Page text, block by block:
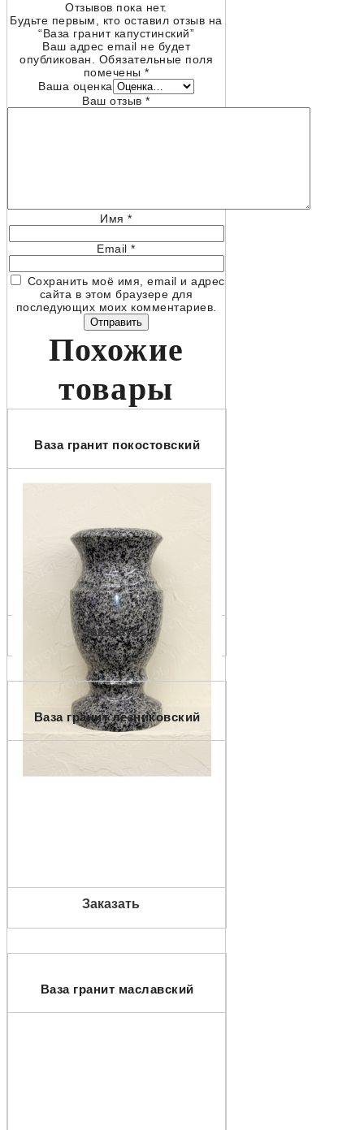
Отзывов пока нет.
Будьте первым, кто оставил отзыв на
“Ваза гранит капустинский”
Ваш адрес email не будет
опубликован.
Обязательные поля
помечены *
Ваша оценка
Ваш отзыв*
Имя*
Email*
Сохранить моё имя, email и адрес
сайта в этом браузере для
последующих моих комментариев.
Похожие
товары
Ваза гранит покостовский
Заказать
Ваза гранит лезниковский
Заказать
Ваза гранит маславский